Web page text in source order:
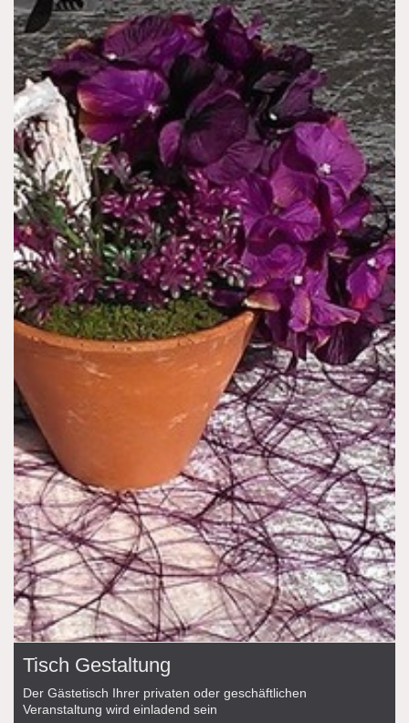
Tisch Gestaltung
Der Gästetisch Ihrer privaten oder geschäftlichen
Veranstaltung wird einladend sein